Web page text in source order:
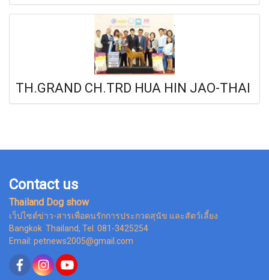
TH.GRAND CH.TRD HUA HIN JAO-THAI
Contact us
Thailand Dog show
เว็ปไซต์ข่าว-สารเพื่อคนรักการประกวดสุนัข และสัตว์เลี้ยง
Bangkok Thailand, Tel. 081-3425254
Email: petnews2005@gmail.com